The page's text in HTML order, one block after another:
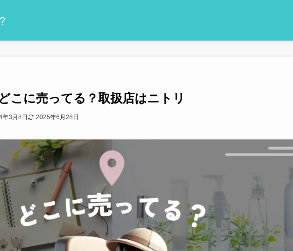
こに売ってる？取扱店はニトリ
年3月8日 2025年6月28日